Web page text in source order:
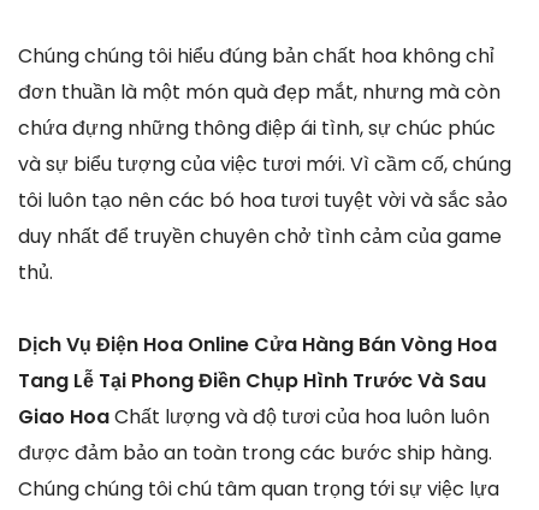
Chúng chúng tôi hiểu đúng bản chất hoa không chỉ
đơn thuần là một món quà đẹp mắt, nhưng mà còn
chứa đựng những thông điệp ái tình, sự chúc phúc
và sự biểu tượng của việc tươi mới. Vì cầm cố, chúng
tôi luôn tạo nên các bó hoa tươi tuyệt vời và sắc sảo
duy nhất để truyền chuyên chở tình cảm của game
thủ.
Dịch Vụ Điện Hoa Online Cửa Hàng Bán Vòng Hoa
Tang Lễ Tại Phong Điền Chụp Hình Trước Và Sau
Giao HoaChất lượng và độ tươi của hoa luôn luôn
được đảm bảo an toàn trong các bước ship hàng.
Chúng chúng tôi chú tâm quan trọng tới sự việc lựa